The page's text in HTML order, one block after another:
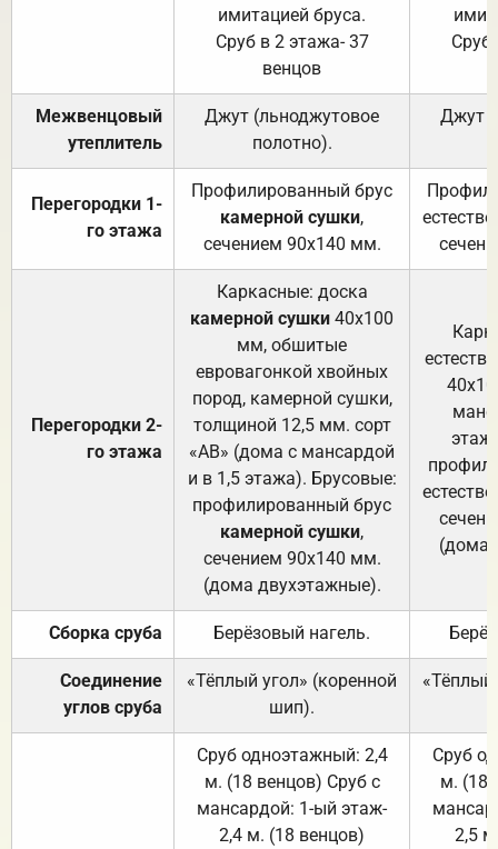
имитацией бруса.
Сруб в 2 этажа- 37
венцов
Сруб
Межвенцовый
утеплитель
Джут (льноджутовое
полотно).
Джут
Перегородки 1-
го этажа
Профилированный брус
камерной сушки,
сечением 90х140 мм.
Перегородки 2-
го этажа
Каркасные: доска
камерной сушки 40х100
мм, обшитые
евровагонкой хвойных
пород, камерной сушки,
толщиной 12,5 мм. сорт
«АВ» (дома с мансардой
и в 1,5 этажа). Брусовые:
профилированный брус
камерной сушки,
сечением 90х140 мм.
(дома двухэтажные).
(дома
Сборка сруба Берёзовый нагель.
Соединение
углов сруба
«Тёплый угол» (коренной
шип).
«Тёплый
Сруб одноэтажный: 2,4
м. (18 венцов) Сруб с
мансардой: 1-ый этаж-
2,4 м. (18 венцов)
Сруб
м. (18
2,5